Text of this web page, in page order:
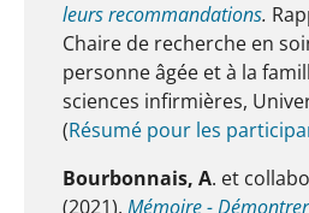
leurs recommandations.
Chaire de recherche en
personne âgée et à la
sciences infirmières,
(Résumé pour les
Bourbonnais, A. et
(2021). Mémoire -